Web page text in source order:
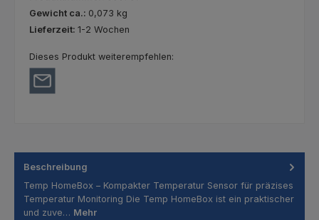
Gewicht ca.: 0,073 kg
Lieferzeit: 1-2 Wochen
Dieses Produkt weiterempfehlen:
Beschreibung
Temp HomeBox – Kompakter Temperatur Sensor für präzises
Temperatur Monitoring Die Temp HomeBox ist ein praktischer
und zuve… Mehr